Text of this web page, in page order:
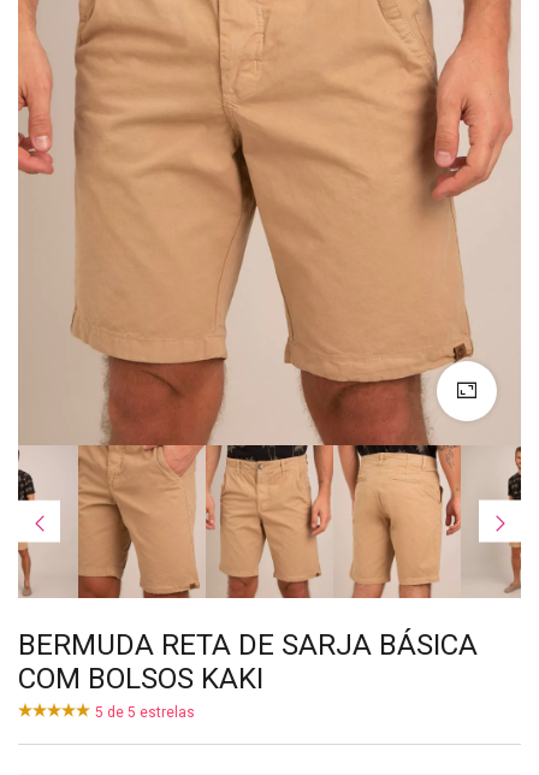
BERMUDA RETA DE SARJA BÁSICA
COM BOLSOS KAKI
5 de 5 estrelas